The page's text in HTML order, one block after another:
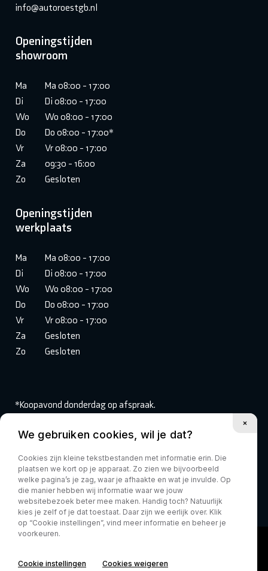
info@autoroestgb.nl
Openingstijden
showroom
Ma
Ma 08:00 - 17:00
Di
Di 08:00 - 17:00
Wo
Wo 08:00 - 17:00
Do
Do 08:00 - 17:00*
Vr
Vr 08:00 - 17:00
Za
09:30 - 16:00
Zo
Gesloten
Openingstijden
werkplaats
Ma
Ma 08:00 - 17:00
Di
Di 08:00 - 17:00
Wo
Wo 08:00 - 17:00
Do
Do 08:00 - 17:00
Vr
Vr 08:00 - 17:00
Za
Gesloten
Zo
Gesloten
*Koopavond donderdag op afspraak.
Volg ons:
We gebruiken cookies, wil je dat?
Cookies zijn kleine tekstbestanden met informatie erin. Die
plaatsen we kort op je apparaat. Zo zien we bijvoorbeeld
welke pagina’s je zag, waar je afhaakte en wat je invulde. Op
die manier hebben wij informatie waar we jouw
websitebezoek beter mee maken. Handig toch? Natuurlijk
kies je zelf of je dat toestaat. Daar zijn we eerlijk over. Klik
op “Cookie instellingen”, vind meer informatie en beheer je
voorkeuren.
Cookie instellingen Cookies weigeren